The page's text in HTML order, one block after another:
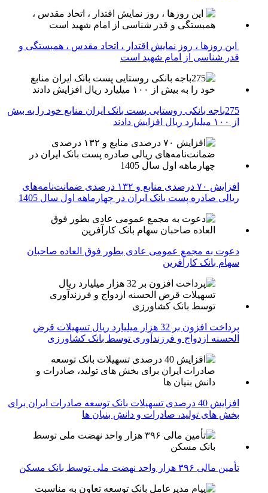
این روزها ، روز نمایش اقتدار ، اتحاد مقدس ، همبستگی و
قدر شناسی از امام شهید است
275باجه بانکی روستایی پست بانک ایران منابع خود را به بیش
از ۱۰۰ میلیارد ریال افزایش دادند
افزایش ۷۰ درصدی منابع و ۱۳۲ درصدی ضمانت‌نامه‌های
ریالی صادره پست بانک ایران در چهارماهه اول سال 1405
دعوت به مجمع عمومی عادی بطور فوق العاده صاحبان
سهام بانک کارآفرین
پرداخت افزون بر 32 هزار میلیارد ریال تسهیلات قرض
الحسنه ازدواج و فرزندآوری توسط بانک کشاورزی
افزایش 40 درصدی تسهیلات بانک توسعه صادرات ایران برای
بخش های تولید، صادرات و دانش بنیان ها
تأمین مالی ۳۹۶ هزار واحد نهضت ملی توسط بانک مسکن